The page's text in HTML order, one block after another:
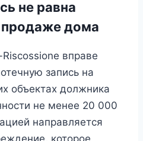
не равна
дома
вправе
запись на
объектах должника
не менее 20 000
направляется
которое